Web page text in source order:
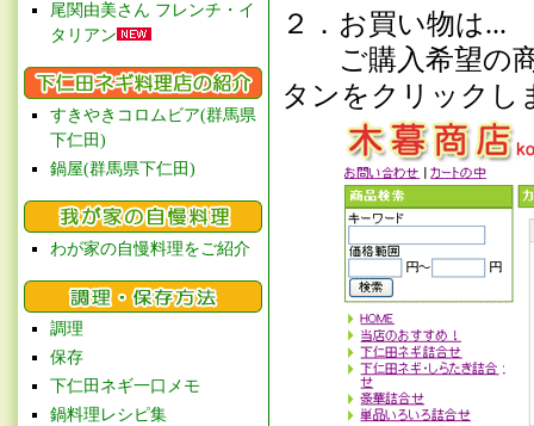
尾関由美さん フレンチ・イ
タリアン
すきやきコロムビア(群馬県
下仁田)
鍋屋(群馬県下仁田)
わが家の自慢料理をご紹介
調理
保存
下仁田ネギ一口メモ
鍋料理レシピ集
２．お買い物は...
ご購入希望の商
タンをクリックし